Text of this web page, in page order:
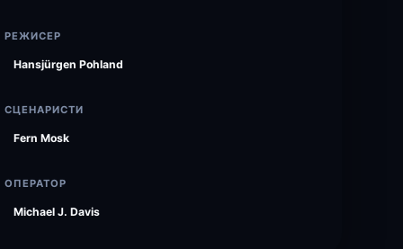
РЕЖИСЕР
Hansjürgen Pohland
СЦЕНАРИСТИ
Fern Mosk
ОПЕРАТОР
Michael J. Davis